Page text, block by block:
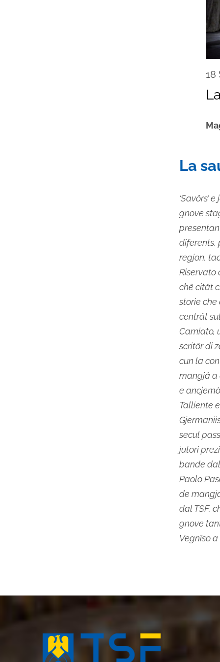
18
La
‘Savôrs’
gnove
diferents,
regjon,
Riservato
chê citât
storie
centrât
Carniato,
scritôr di
cun la
mangjâ a
e
Talliente
secul
jutori
bande
Paolo
de
dal TSF,
gnove
Vegnîso